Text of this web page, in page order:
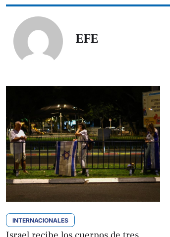
EFE
INTERNACIONALES